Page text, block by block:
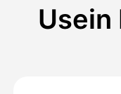
Usein